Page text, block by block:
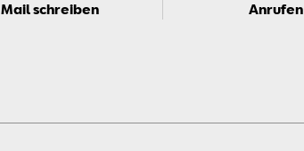
Mail schreiben Anrufen